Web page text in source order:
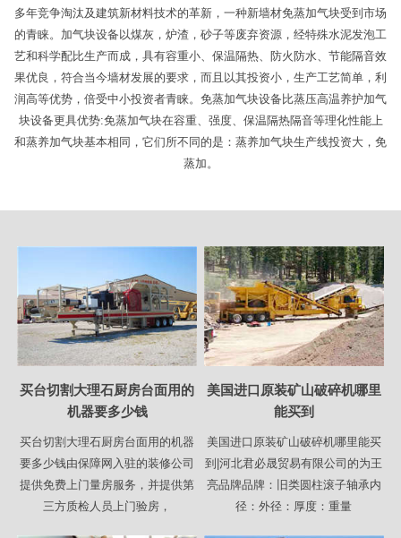
多年竞争淘汰及建筑新材料技术的革新，一种新墙材免蒸加气块受到市场
的青睐。加气块设备以煤灰，炉渣，砂子等废弃资源，经特殊水泥发泡工
艺和科学配比生产而成，具有容重小、保温隔热、防火防水、节能隔音效
果优良，符合当今墙材发展的要求，而且以其投资小，生产工艺简单，利
润高等优势，倍受中小投资者青睐。免蒸加气块设备比蒸压高温养护加气
块设备更具优势:免蒸加气块在容重、强度、保温隔热隔音等理化性能上
和蒸养加气块基本相同，它们所不同的是：蒸养加气块生产线投资大，免
蒸加。
买台切割大理石厨房台面用的
机器要多少钱
买台切割大理石厨房台面用的机器
要多少钱由保障网入驻的装修公司
提供免费上门量房服务，并提供第
三方质检人员上门验房，
美国进口原装矿山破碎机哪里
能买到
美国进口原装矿山破碎机哪里能买
到|河北君必晟贸易有限公司的为王
亮品牌品牌：旧类圆柱滚子轴承内
径：外径：厚度：重量